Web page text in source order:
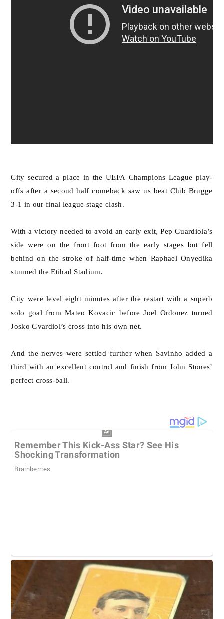
City secured a place in the UEFA Champions League play-
offs after a second half comeback saw us beat Club Brugge
3-1 in our final league stage clash.
With a victory needed to avoid an early exit, Pep Guardiola’s
side were on the front foot from the early stages but fell
behind on the stroke of half-time when Raphael Onyedika
stunned the Etihad Stadium.
City were level eight minutes after the restart with a superb
solo goal from Mateo Kovacic before Joel Ordonez turned
Josko Gvardiol’s cross into his own net.
And the nerves were settled further when Savinho added a
third with an excellent control and finish from John Stones’
perfect cross-ball.